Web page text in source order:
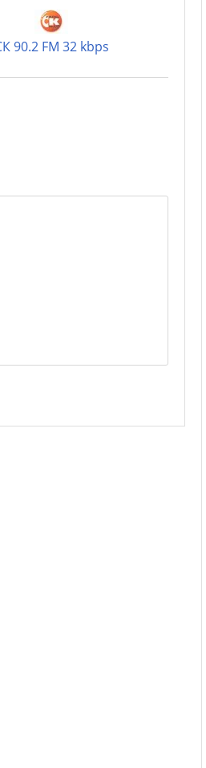
90.2 FM 32 kbps